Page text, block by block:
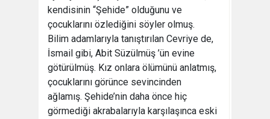
kendisinin “Şehide” olduğunu ve
çocuklarını özlediğini söyler olmuş.
Bilim adamlarıyla tanıştırılan Cevriye de,
İsmail gibi, Abit Süzülmüş ’ün evine
götürülmüş. Kız onlara ölümünü anlatmış,
çocuklarını görünce sevincinden
ağlamış. Şehide’nin daha önce hiç
görmediği akrabalarıyla karşılaşınca eski